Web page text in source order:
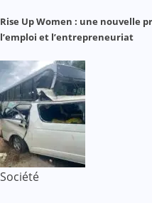
Rise Up Women : une nouvelle
l’emploi et l’entrepreneuriat
Société